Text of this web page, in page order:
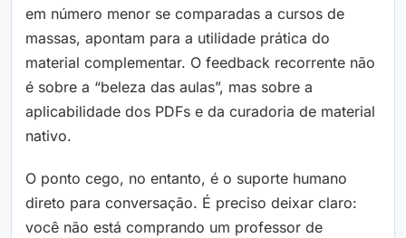
em número menor se comparadas a cursos de
massas, apontam para a utilidade prática do
material complementar. O feedback recorrente não
é sobre a “beleza das aulas”, mas sobre a
aplicabilidade dos PDFs e da curadoria de material
nativo.
O ponto cego, no entanto, é o suporte humano
direto para conversação. É preciso deixar claro:
você não está comprando um professor de